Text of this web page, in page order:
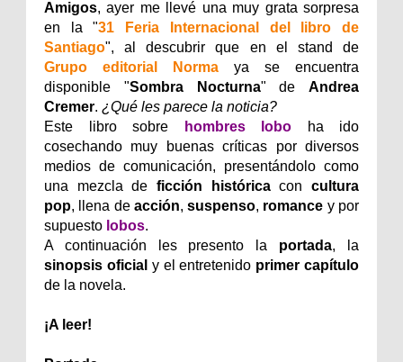
Amigos, ayer me llevé una muy grata sorpresa
en la "31 Feria Internacional del libro de
Santiago", al descubrir que en el stand de
Grupo editorial Norma ya se encuentra
disponible "Sombra Nocturna" de Andrea
Cremer. ¿Qué les parece la noticia?
Este libro sobre
hombres lobo ha ido
cosechando muy buenas críticas por diversos
medios de comunicación, presentándolo como
una mezcla de ficción históricaconcultura
pop, llena de acción,suspenso, romance y por
supuesto lobos.
A continuación les presento la portada, la
sinopsis oficial y el entretenido primer capítulo
de la novela.
¡A leer!